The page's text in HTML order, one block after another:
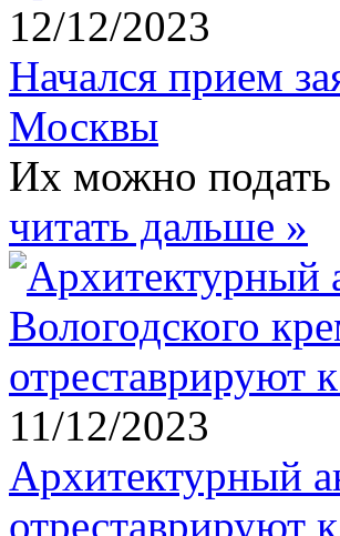
12/12/2023
Начался прием
Москвы
Их можно подать
читать дальше »
11/12/2023
Архитектурный
отреставрируют